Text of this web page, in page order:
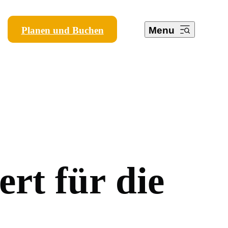
Planen und Buchen Menu
ert für die